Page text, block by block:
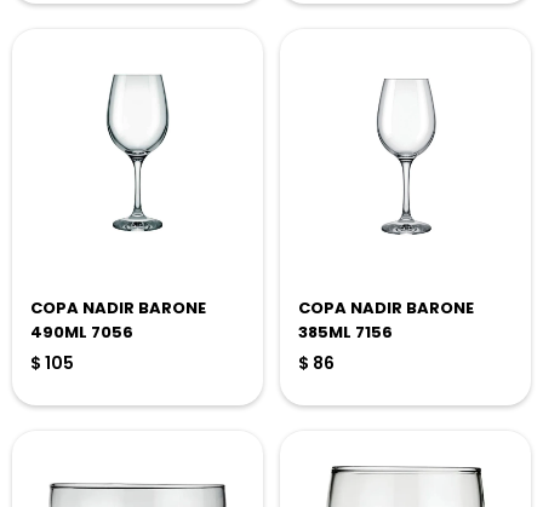
COPA NADIR BARONE
490ML 7056
$ 105
COPA NADIR BARONE
385ML 7156
$ 86